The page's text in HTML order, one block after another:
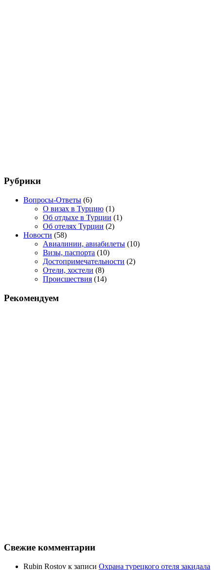
Рубрики
Вопросы-Ответы (6)
О визах в Турцию (1)
Об отдыхе в Турции (1)
Об отелях Турции (2)
Новости (58)
Авиалинии, авиабилеты (10)
Визы, паспорта (10)
Достопримечательности (2)
Отели, хостели (8)
Происшествия (14)
Рекомендуем
Свежие комментарии
Rubin Rostov к записи Охрана турецкого отеля закидала